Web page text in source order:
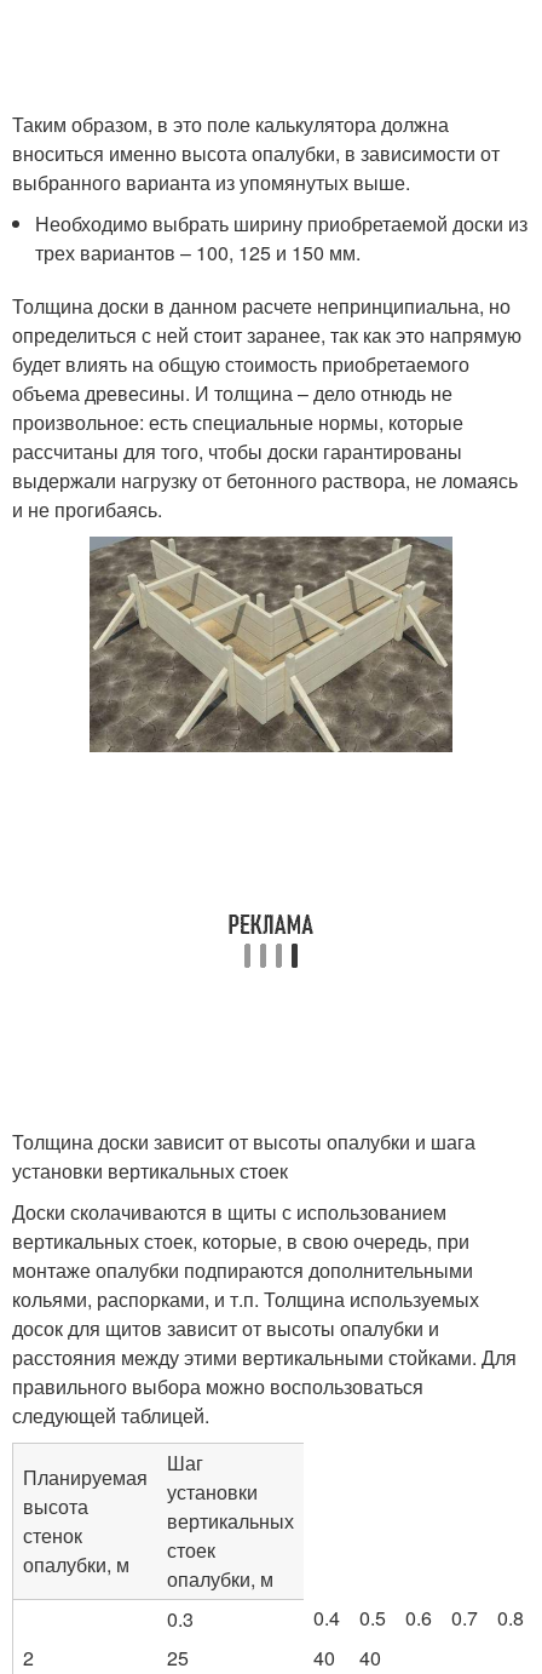
Таким образом, в это поле калькулятора должна
вноситься именно высота опалубки, в зависимости от
выбранного варианта из упомянутых выше.
Необходимо выбрать ширину приобретаемой доски из
трех вариантов – 100, 125 и 150 мм.
Толщина доски в данном расчете непринципиальна, но
определиться с ней стоит заранее, так как это напрямую
будет влиять на общую стоимость приобретаемого
объема древесины. И толщина – дело отнюдь не
произвольное: есть специальные нормы, которые
рассчитаны для того, чтобы доски гарантированы
выдержали нагрузку от бетонного раствора, не ломаясь
и не прогибаясь.
Толщина доски зависит от высоты опалубки и шага
установки вертикальных стоек
Доски сколачиваются в щиты с использованием
вертикальных стоек, которые, в свою очередь, при
монтаже опалубки подпираются дополнительными
кольями, распорками, и т.п. Толщина используемых
досок для щитов зависит от высоты опалубки и
расстояния между этими вертикальными стойками. Для
правильного выбора можно воспользоваться
следующей таблицей.
Планируемая
высота
стенок
опалубки, м
Шаг
установки
вертикальных
стоек
опалубки, м
0.3
0.4 0.5 0.6 0.7
0.8
2
25 40 40